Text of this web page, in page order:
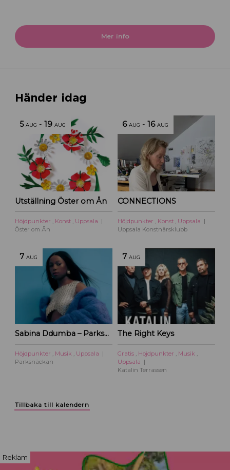
Mer info
Händer idag
5 AUG -19 AUG
Utställning Öster om Ån
Höjdpunkter , Konst , Uppsala
Öster om Ån
6 AUG -16 AUG
CONNECTIONS
Höjdpunkter , Konst , Uppsala
Uppsala Konstnärsklubb
7 AUG
Sabina Ddumba – Parksnäckan – 2026
Höjdpunkter , Musik , Uppsala
Parksnäckan
7 AUG
The Right Keys
Gratis , Höjdpunkter , Musik ,
Uppsala
Katalin Terrassen
Tillbaka till kalendern
Reklam